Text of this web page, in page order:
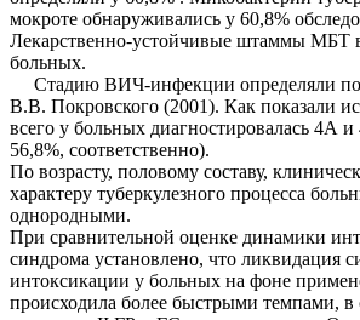
мокроте обнаруживались у 60,8%
Лекарственно-устойчивые штаммы МБТ
больных.
Стадию ВИЧ-инфекции определяли по
В.В. Покровского (2001). Как показали
всего у больных диагностировалась 4А и
56,8%, соответственно).
По возрасту, половому составу,
характеру туберкулезного процесса
однородными.
При сравнительной оценке динамики
синдрома установлено, что ликвидация
интоксикации у больных на фоне
происходила более быстрыми темпами, в